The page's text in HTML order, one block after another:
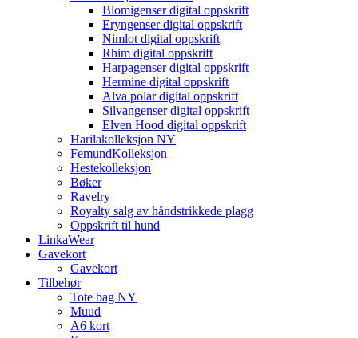
Blomigenser digital oppskrift
Eryngenser digital oppskrift
Nimlot digital oppskrift
Rhim digital oppskrift
Harpagenser digital oppskrift
Hermine digital oppskrift
Alva polar digital oppskrift
Silvangenser digital oppskrift
Elven Hood digital oppskrift
Harilakolleksjon NY
FemundKolleksjon
Hestekolleksjon
Bøker
Ravelry
Royalty salg av håndstrikkede plagg
Oppskrift til hund
LinkaWear
Gavekort
Gavekort
Tilbehør
Tote bag NY
Muud
A6 kort